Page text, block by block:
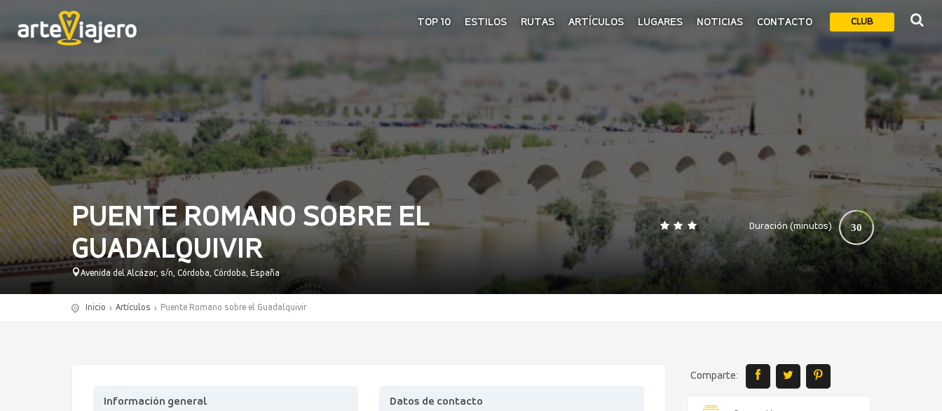
CLUB
TOP 10 ESTILOS RUTAS ARTÍCULOS LUGARES NOTICIAS CONTACTO
PUENTE ROMANO SOBRE EL
GUADALQUIVIR
Avenida del Alcázar, s/n, Córdoba, Córdoba, España
Duración (minutos) 30
0 140
Inicio Artículos Puente Romano sobre el Guadalquivir
Comparte:
Información general Datos de contacto